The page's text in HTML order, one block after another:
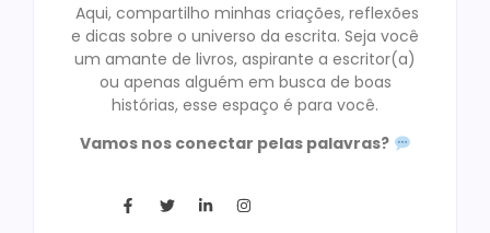
Aqui, compartilho minhas criações, reflexões
e dicas sobre o universo da escrita. Seja você
um amante de livros, aspirante a escritor(a)
ou apenas alguém em busca de boas
histórias, esse espaço é para você.
Vamos nos conectar pelas palavras?